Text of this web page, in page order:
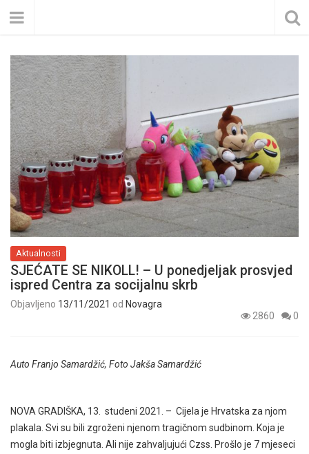
Aktualnosti
SJEĆATE SE NIKOLL! – U ponedjeljak prosvjed
ispred Centra za socijalnu skrb
Objavljeno 13/11/2021 od Novagra
2860
0
Auto Franjo Samardžić, Foto Jakša Samardžić
NOVA GRADIŠKA, 13. studeni 2021. – Cijela je Hrvatska za njom
plakala. Svi su bili zgroženi njenom tragičnom sudbinom. Koja je
mogla biti izbjegnuta. Ali nije zahvaljujući Czss. Prošlo je 7 mjeseci